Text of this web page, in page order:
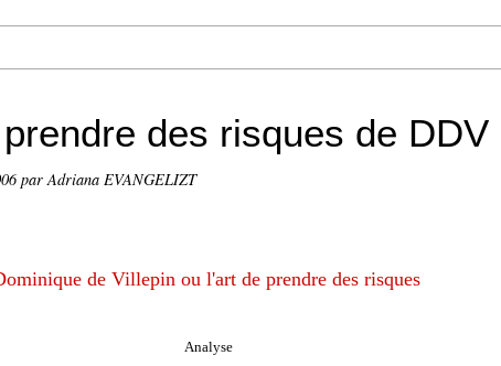
des risques de DDV
par Adriana EVANGELIZT
de Villepin ou l'art de prendre des risques
Analyse